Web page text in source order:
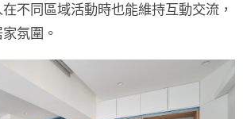
不同區域活動時也能維持互動交流，
氛圍。